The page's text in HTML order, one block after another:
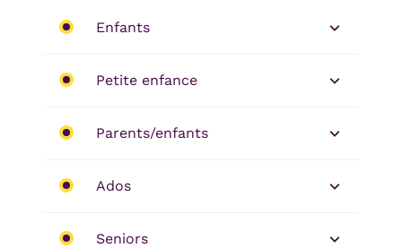
Enfants
Petite enfance
Parents/enfants
Ados
Seniors